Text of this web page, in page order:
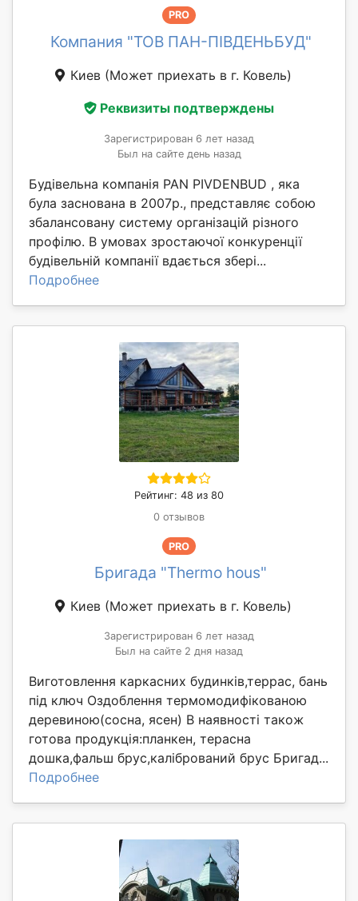
PRO
Компания "ТОВ ПАН-ПІВДЕНЬБУД"
Киев (Может приехать в г. Ковель)
Реквизиты подтверждены
Зарегистрирован 6 лет назад
Был на сайте день назад
Будівельна компанія PAN PIVDENBUD , яка
була заснована в 2007р., представляє собою
збалансовану систему організацій різного
профілю. В умовах зростаючої конкуренції
будівельній компанії вдається збері...
Подробнее
Рейтинг: 48 из 80
0 отзывов
PRO
Бригада "Thermo hous"
Киев (Может приехать в г. Ковель)
Зарегистрирован 6 лет назад
Был на сайте 2 дня назад
Виготовлення каркасних будинків,террас, бань
під ключ Оздоблення термомодифікованою
деревиною(сосна, ясен) В наявності також
готова продукція:планкен, терасна
дошка,фальш брус,калібрований брус Бригад...
Подробнее